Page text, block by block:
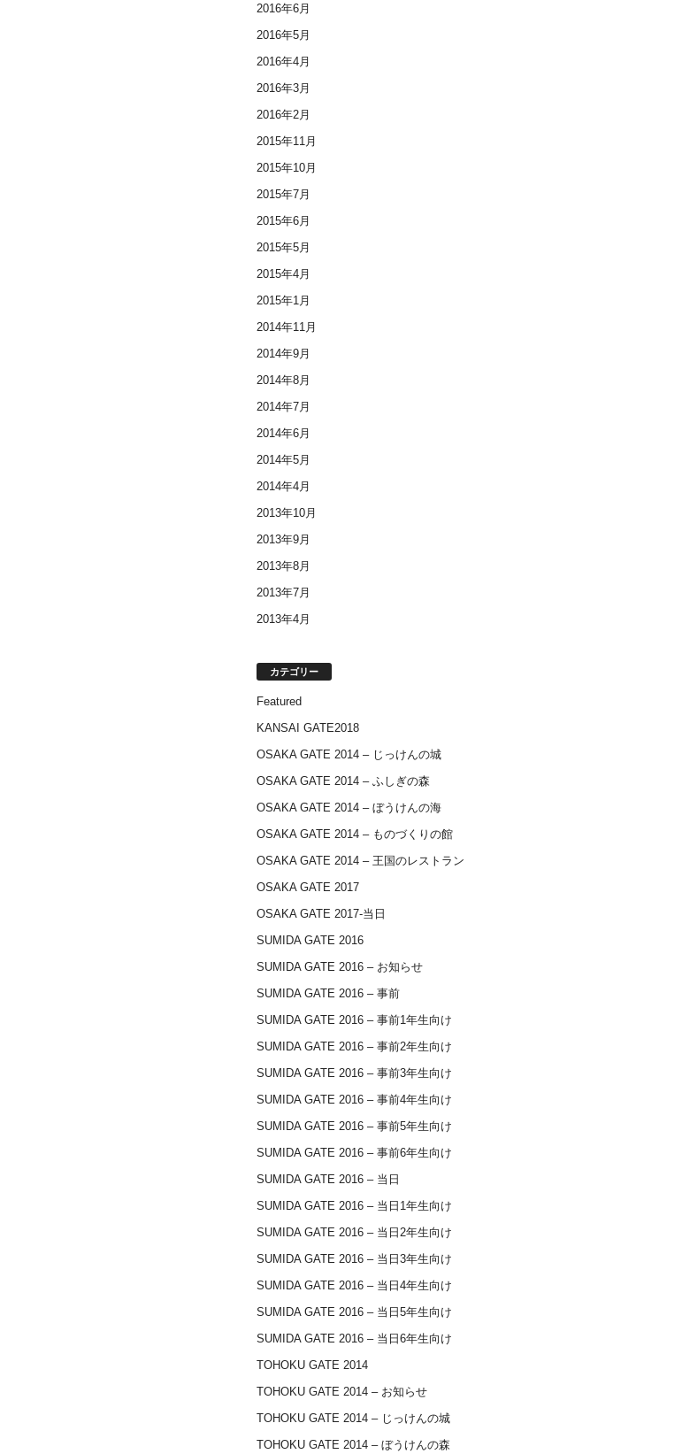
2016年6月
2016年5月
2016年4月
2016年3月
2016年2月
2015年11月
2015年10月
2015年7月
2015年6月
2015年5月
2015年4月
2015年1月
2014年11月
2014年9月
2014年8月
2014年7月
2014年6月
2014年5月
2014年4月
2013年10月
2013年9月
2013年8月
2013年7月
2013年4月
カテゴリー
Featured
KANSAI GATE2018
OSAKA GATE 2014 – じっけんの城
OSAKA GATE 2014 – ふしぎの森
OSAKA GATE 2014 – ぼうけんの海
OSAKA GATE 2014 – ものづくりの館
OSAKA GATE 2014 – 王国のレストラン
OSAKA GATE 2017
OSAKA GATE 2017-当日
SUMIDA GATE 2016
SUMIDA GATE 2016 – お知らせ
SUMIDA GATE 2016 – 事前
SUMIDA GATE 2016 – 事前1年生向け
SUMIDA GATE 2016 – 事前2年生向け
SUMIDA GATE 2016 – 事前3年生向け
SUMIDA GATE 2016 – 事前4年生向け
SUMIDA GATE 2016 – 事前5年生向け
SUMIDA GATE 2016 – 事前6年生向け
SUMIDA GATE 2016 – 当日
SUMIDA GATE 2016 – 当日1年生向け
SUMIDA GATE 2016 – 当日2年生向け
SUMIDA GATE 2016 – 当日3年生向け
SUMIDA GATE 2016 – 当日4年生向け
SUMIDA GATE 2016 – 当日5年生向け
SUMIDA GATE 2016 – 当日6年生向け
TOHOKU GATE 2014
TOHOKU GATE 2014 – お知らせ
TOHOKU GATE 2014 – じっけんの城
TOHOKU GATE 2014 – ぼうけんの森